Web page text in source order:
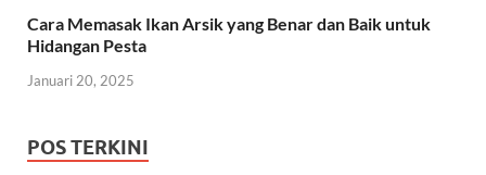
Cara Memasak Ikan Arsik yang Benar dan Baik untuk
Hidangan Pesta
Januari 20, 2025
POS TERKINI